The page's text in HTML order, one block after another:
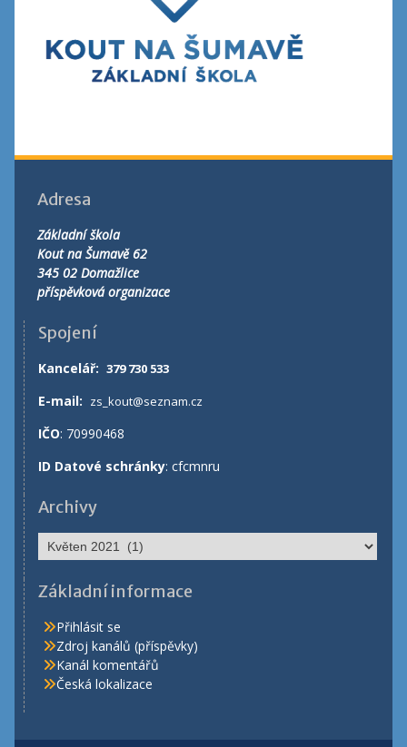
Adresa
Základní škola
Kout na Šumavě 62
345 02 Domažlice
příspěvková organizace
Spojení
Kancelář: 379 730 533
E-mail: zs_kout@seznam.cz
IČO: 70990468
ID Datové schránky: cfcmnru
Archivy
Archivy
Základní informace
Přihlásit se
Zdroj kanálů (příspěvky)
Kanál komentářů
Česká lokalizace